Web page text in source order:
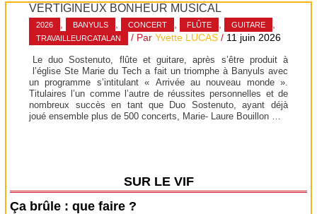
VERTIGINEUX BONHEUR MUSICAL
2026 , BANYULS , CONCERT , FLÛTE , GUITARE ,
TRAVAILLEURCATALAN / ParYvette LUCAS / 11 juin 2026
Le duo Sostenuto, flûte et guitare, après s’être produit à
l’église Ste Marie du Tech a fait un triomphe à Banyuls avec
un programme s’intitulant « Arrivée au nouveau monde ».
Titulaires l’un comme l’autre de réussites personnelles et de
nombreux succès en tant que Duo Sostenuto, ayant déjà
joué ensemble plus de 500 concerts, Marie- Laure Bouillon …
SUR LE VIF
Ça brûle : que faire ?